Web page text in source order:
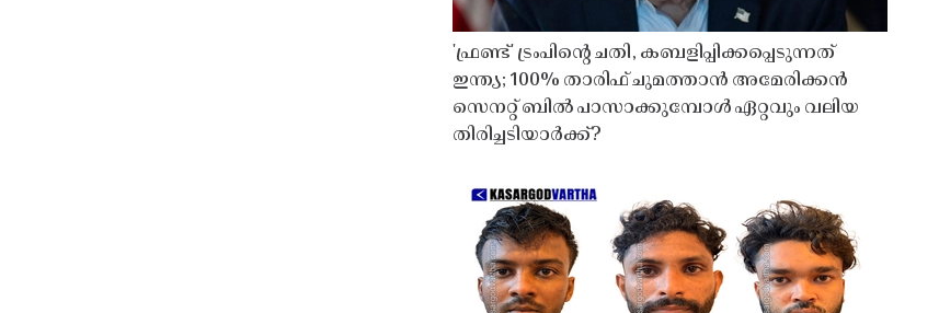
'ഫ്രണ്ട്' ട്രംപിന്റെ ചതി, കബളിപ്പിക്കപ്പെടുന്നത്
ഇന്ത്യ; 100% താരിഫ് ചുമത്താൻ അമേരിക്കൻ
സെനറ്റ് ബിൽ പാസാക്കുമ്പോൾ ഏറ്റവും വലിയ
തിരിച്ചടിയാർക്ക്?